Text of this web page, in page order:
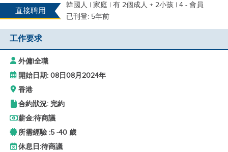
直接聘用
韓國人 | 家庭 | 有 2個成人 + 2小孩 | 4 - 會員
已刊登: 5年前
工作要求
外傭|全職
開始日期: 08日08月2024年
香港
合約狀況: 完約
薪金:待商議
所需經驗 :5 -40 歲
休息日:待商議